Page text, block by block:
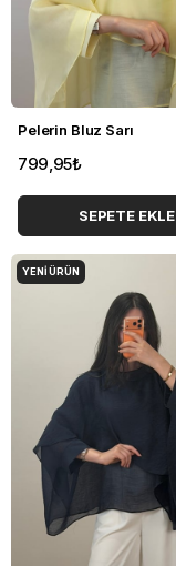
Pelerin Bluz Sarı
799,95₺
SEPETE EKLE
YENI ÜRÜN